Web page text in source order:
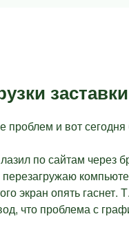
и вот
по сайтам через
экран опять
что проблема с